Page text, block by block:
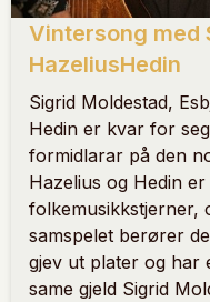
Vintersong med
HazeliusHedin
Sigrid Moldestad,
Hedin er kvar for
formidlarar på den
Hazelius og Hedin
folkemusikkstjerner,
samspelet berører
gjev ut plater og har
same gjeld Sigrid